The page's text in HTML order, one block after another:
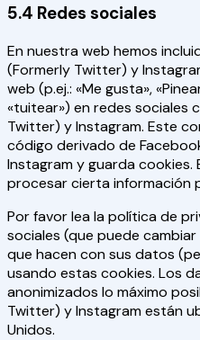
5.4 Redes sociales
En nuestra web hemos
(Formerly Twitter) y
web (p.ej.: «Me gusta»,
«tuitear») en redes sociales
Twitter) y Instagram. Este
código derivado de
Instagram y guarda
procesar cierta información
Por favor lea la política de
sociales (que puede
que hacen con sus datos
usando estas cookies. Los
anonimizados lo máximo
Twitter) y Instagram están
Unidos.